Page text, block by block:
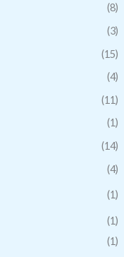
(8)
(3)
(15)
(4)
(11)
(1)
(14)
(4)
(1)
(1)
(1)